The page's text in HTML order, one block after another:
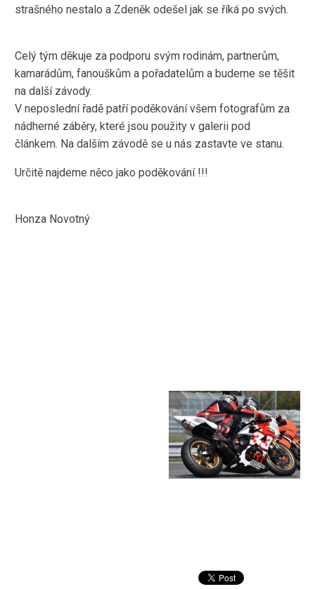
strašného nestalo a Zdeněk odešel jak se říká po svých.
Celý tým děkuje za podporu svým rodinám, partnerům,
kamarádům, fanouškům a pořadatelům a budeme se těšit
na další závody.
V neposlední řadě patří poděkování všem fotografům za
nádherné záběry, které jsou použity v galerii pod
článkem. Na dalším závodě se u nás zastavte ve stanu.
Určitě najdeme něco jako poděkování !!!
Honza Novotný